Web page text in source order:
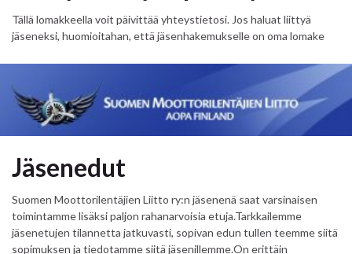
Tällä lomakkeella voit päivittää yhteystietosi. Jos haluat liittyä
jäseneksi, huomioitahan, että jäsenhakemukselle on oma lomake
Jäsenedut
Suomen Moottorilentäjien Liitto ry:n jäsenenä saat varsinaisen
toimintamme lisäksi paljon rahanarvoisia etuja.Tarkkailemme
jäsenetujen tilannetta jatkuvasti, sopivan edun tullen teemme siitä
sopimuksen ja tiedotamme siitä jäsenillemme.On erittäin